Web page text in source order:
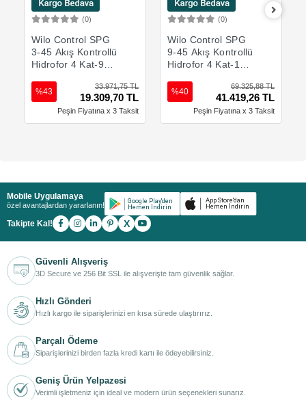
(0)
Wilo Control SPG
3-45 Akış Kontrollü
Hidrofor 4 Kat-9
33.971,75 TL
19.309,70 TL
%43
Peşin Fiyatına x 3 Taksit
(0)
Wilo Control SPG
9-45 Akış Kontrollü
Hidrofor 4 Kat-17
69.325,88 TL
41.419,26 TL
%40
Peşin Fiyatına x 3 Taksit
Mobile Uygulamaya
özel avantajlardan yararlanın!
Takipte Kal! X
Güvenli Alışveriş
3D Secure ve 256 Bit SSL ile alışverişte tam güvenlik sağlar.
Hızlı Gönderi
Hızlı kargo ile siparişlerinizi en kısa sürede ulaştırırız.
Parçalı Ödeme
Siparişlerinizi birden fazla kredi kartı ile ödeyebilirsiniz.
Geniş Ürün Yelpazesi
Verimli işletmeniz için ideal ve modern ürün seçenekleri sunarız.